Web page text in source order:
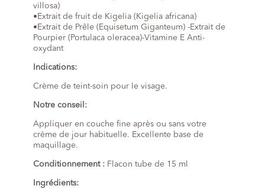
villosa)
•Extrait de fruit de Kigelia (Kigelia africana)
•Extrait de Prêle (Equisetum Giganteum) -Extrait de
Pourpier (Portulaca oleracea)-Vitamine E Anti-
oxydant
Indications:
Crème de teint-soin pour le visage.
Notre conseil:
Appliquer en couche fine après ou sans votre
crème de jour habituelle. Excellente base de
maquillage.
Conditionnement : Flacon tube de 15 ml
Ingrédients: